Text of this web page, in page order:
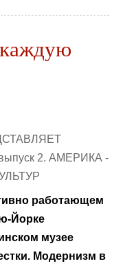
2. АМЕРИКА -
работающем
Йорке
музее
Модернизм в